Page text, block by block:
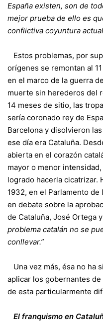
España existen, son de
mejor prueba de ello es
conflictiva coyuntura
Estos problemas, por
orígenes se remontan al
en el marco de la guerra
muerte sin herederos del
14 meses de sitio, las
sería coronado rey de
Barcelona y disolvieron
ese día era Cataluña.
abierta en el corazón
mayor o menor
logrado hacerla cicatrizar.
1932, en el Parlamento
en debate sobre la
de Cataluña, José Ortega
problema catalán no se
conllevar.”
Una vez más, ésa no ha
aplicar los gobernantes
de esta particularmente
El franquismo en